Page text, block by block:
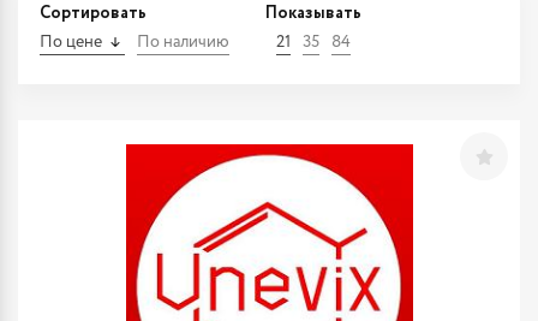
Сортировать
По цене По наличию
Показывать
21 35 84